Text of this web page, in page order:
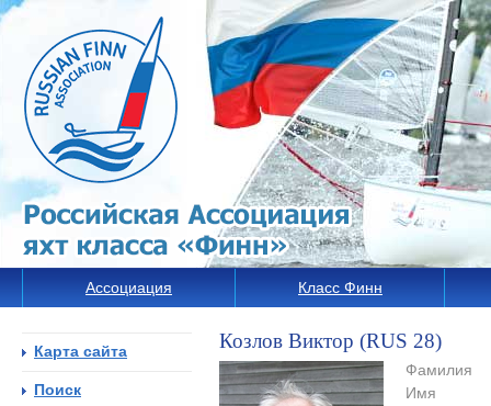
Ассоциация Класс Финн
Козлов Виктор (RUS 28)
Фамилия
Имя
Карта сайта
Поиск